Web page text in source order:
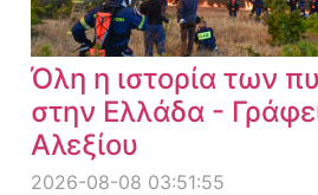
Όλη η ιστορία των
στην Ελλάδα -
Αλεξίου
2026-08-08 03:51:55